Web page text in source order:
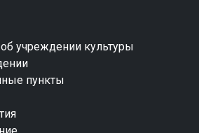
учреждении культуры
пункты